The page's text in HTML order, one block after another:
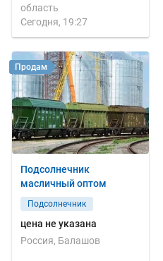
область
Сегодня, 19:27
Подсолнечник
масличный оптом
Подсолнечник
цена не указана
Россия, Балашов
Продам